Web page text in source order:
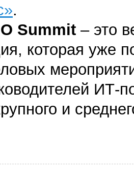
.
Summit – это
которая уже
ИТ-
и